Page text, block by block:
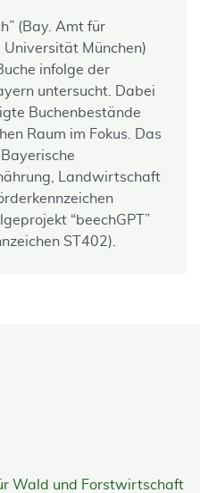
(Bay. Amt für
Universität München)
infolge der
untersucht. Dabei
Buchenbestände
Raum im Fokus. Das
Landwirtschaft
“beech­GPT”
ST402).
Wald und Forstwirtschaft